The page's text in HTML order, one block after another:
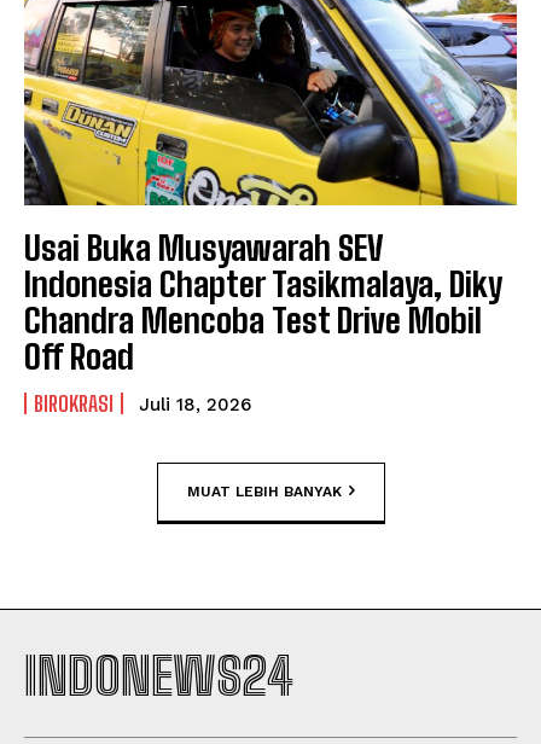
Usai Buka Musyawarah SEV
Indonesia Chapter Tasikmalaya, Diky
Chandra Mencoba Test Drive Mobil
Off Road
BIROKRASI Juli 18, 2026
MUAT LEBIH BANYAK
INDONEWS24